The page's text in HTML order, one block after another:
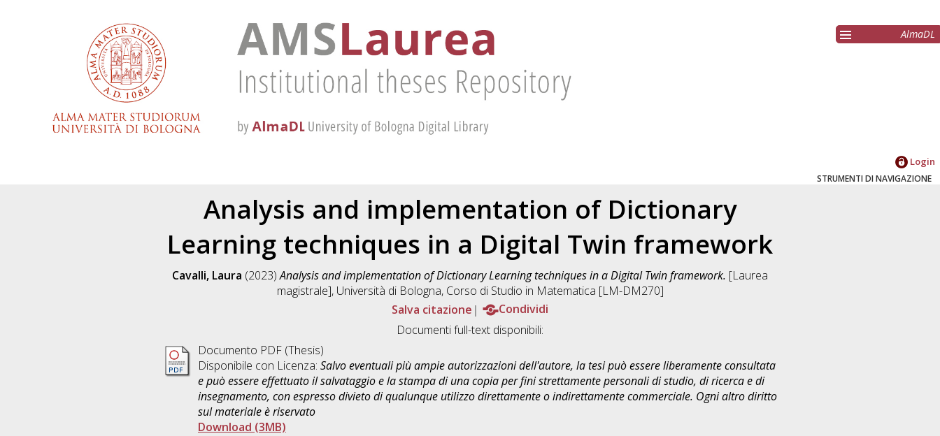
AlmaDL
Login
STRUMENTI DI NAVIGAZIONE
Analysis and implementation of Dictionary
Learning techniques in a Digital Twin framework
Cavalli, Laura (2023)Analysis and implementation of Dictionary Learning techniques in a Digital Twin framework. [Laurea
magistrale], Università di Bologna, Corso di Studio in Matematica [LM-DM270]
Salva citazione
Condividi
Documenti full-text disponibili:
Documento PDF (Thesis)
Disponibile con Licenza: Salvo eventuali più ampie autorizzazioni dell'autore, la tesi può essere liberamente consultata
e può essere effettuato il salvataggio e la stampa di una copia per fini strettamente personali di studio, di ricerca e di
insegnamento, con espresso divieto di qualunque utilizzo direttamente o indirettamente commerciale. Ogni altro diritto
sul materiale è riservato
Download (3MB)